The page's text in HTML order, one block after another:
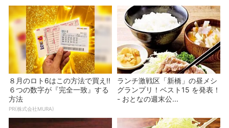
８月のロト6はこの方法で買え!!
６つの数字が『完全一致』する
方法
PR(株式会社MURA)
ランチ激戦区「新橋」の昼メシ
グランプリ！ベスト15 を発表！
- おとなの週末公...